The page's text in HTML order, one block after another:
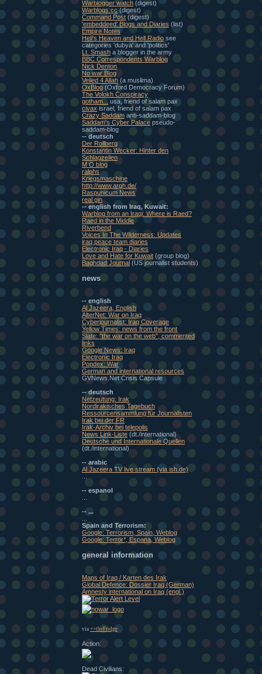
Warblogger watch (digest)
Warblogs:cc (digest)
Command Post (digest)
'embeddeed' Blogs and Diaries (list)
Empire Notes
Heli's Heaven and Hell Radio see
categories 'dubya' and 'politics'
Lt. Smash a blogger in the army
BBC Correspondents Warblog
Nick Denton
No war Blog
Veiled 4 Allah (a muslima)
OxBlog (Oxford Democracy Forum)
The Volokh Conspiracy
gotham...
usa, friend of salam pax
civax israel, friend of salam pax
Crazy Saddam anti-saddam-blog
Saddam's Cyber Palace pseudo-
saddam-blog
-- deutsch
Der Rollberg
Konstantin Wecker: Hinter den
Schlagzeilen
M O blog
ralphs
Kriegsmaschine
http://www.argh.de/
Raspunicum News
real gin
-- english from Iraq, Kuwait:
Warblog from an Iraqi: Where is Raed?
Raed in the Middle
Riverbend
Voices In The Wilderness: Updates
iraq peace team diaries
Electronic Iraq - Diaries
Love and Hate for Kuwait (group blog)
Baghdad Journal (US journalist students)
news
-- english
Al Jazeera, English
AlterNet: War on Iraq
Cyberjournalist: Iraq Coverage
Yellow Times: news from the front
Slate: "the war on the web", commented
links
Google News: Iraq
Electronic Iraq
Popdex: War
German and international resources
GVNews.Net Crisis Capsule
-- deutsch
Netzeutung: Irak
Nordirakisches Tagebuch
Ressourcensammlung für Journalisten
Irak bei der FR
Irak-Archiv bei telepolis
News Link-Liste (dt./international)
Deutsche und Internationale Quellen
(dt./international)
-- arabic
Al Jazeera TV live stream (via ish.de)
-- espanol
-- ...
Spain and Terrorism:
Google: Terrorism, Spain, Weblog
Google: Terror*, Espana, Weblog
general information
Maps of Iraq / Karten des Irak
Global Defence: Dossier Iraq (German)
Amnesty international on Iraq (engl.)
via ++theFridge
Action:
Dead Civilians: